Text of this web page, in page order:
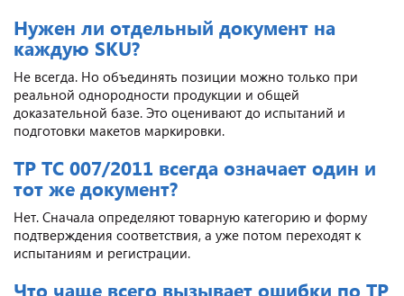
Нужен ли отдельный документ на
каждую SKU?
Не всегда. Но объединять позиции можно только при
реальной однородности продукции и общей
доказательной базе. Это оценивают до испытаний и
подготовки макетов маркировки.
ТР ТС 007/2011 всегда означает один и
тот же документ?
Нет. Сначала определяют товарную категорию и форму
подтверждения соответствия, а уже потом переходят к
испытаниям и регистрации.
Что чаще всего вызывает ошибки по ТР